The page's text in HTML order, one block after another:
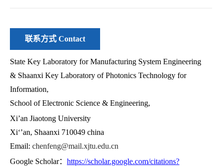
联系方式 Contact
State Key Laboratory for Manufacturing System Engineering
& Shaanxi Key Laboratory of Photonics Technology for
Information,
School of Electronic Science & Engineering,
Xi’an Jiaotong University
Xi‘’an, Shaanxi 710049 china
Email: chenfeng@mail.xjtu.edu.cn
Google Scholar： https://scholar.google.com/citations?